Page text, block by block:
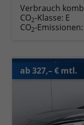
Verbrauch
CO2-Klasse: E
CO2-Emissionen:
ab 327,– € mtl.